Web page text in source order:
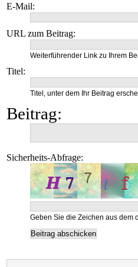
E-Mail:
URL zum Beitrag:
Weiterführender Link zu Ihrem
Titel:
Titel, unter dem Ihr Beitrag
Beitrag:
Sicherheits-Abfrage:
Geben Sie die Zeichen aus dem